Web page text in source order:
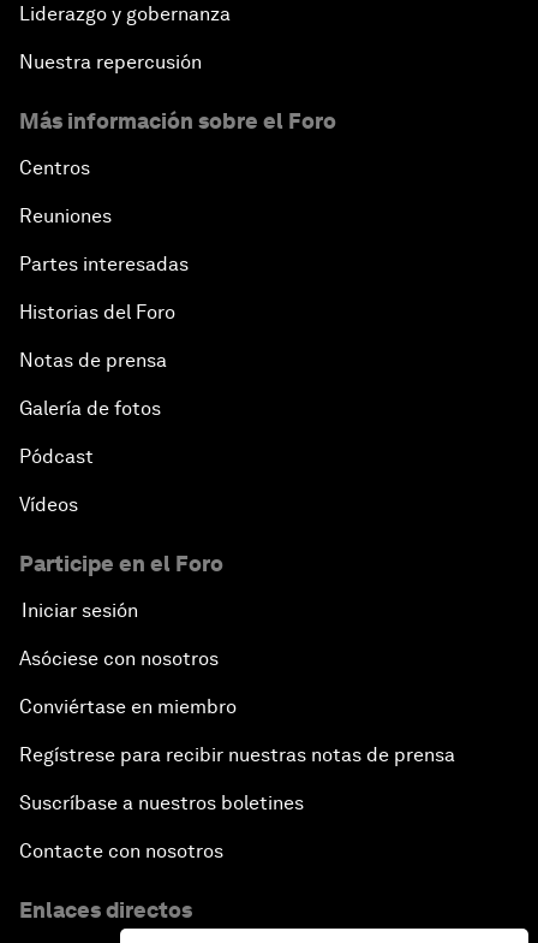
Liderazgo y gobernanza
Nuestra repercusión
Más información sobre el Foro
Centros
Reuniones
Partes interesadas
Historias del Foro
Notas de prensa
Galería de fotos
Pódcast
Vídeos
Participe en el Foro
Iniciar sesión
Asóciese con nosotros
Conviértase en miembro
Regístrese para recibir nuestras notas de prensa
Suscríbase a nuestros boletines
Contacte con nosotros
Enlaces directos